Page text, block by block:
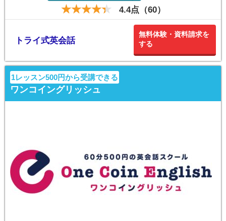
4.4点（60）
トライ式英会話
無料体験・資料請求を
する
1レッスン500円から受講できる
ワンコイングリッシュ